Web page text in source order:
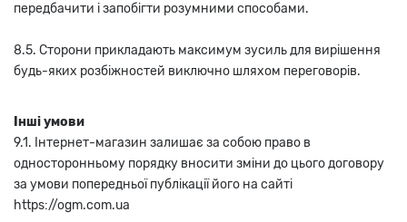
передбачити і запобігти розумними способами.
8.5. Сторони прикладають максимум зусиль для вирішення
будь-яких розбіжностей виключно шляхом переговорів.
Інші умови
9.1. Інтернет-магазин залишає за собою право в
односторонньому порядку вносити зміни до цього договору
за умови попередньої публікації його на сайті
https://ogm.com.ua